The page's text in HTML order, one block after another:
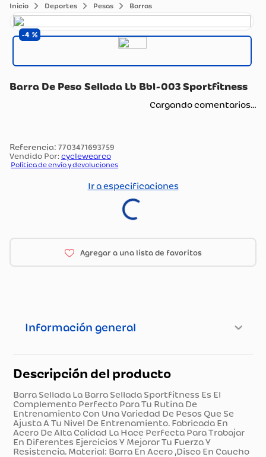
Deportes Pesas Barras
4
Barra De Peso Sellada Lb Bbl-003 Sportfitness
Cargando comentarios…
: 7703471693759
Vendido Por: cyclewearco
Política de envío y devoluciones
Ir a especificaciones
Información general
Descripción del producto
Barra Sellada La Barra Sellada Sportfitness Es El
Complemento Perfecto Para Tu Rutina De
Entrenamiento Con Una Variedad De Pesos Que Se
Ajusta A Tu Nivel De Entrenamiento. Fabricada En
Acero De Alta Calidad La Hace Perfecta Para Trabajar
En Diferentes Ejercicios Y Mejorar Tu Fuerza Y
Resistencia. Material: Barra En Acero ,Disco En Caucho